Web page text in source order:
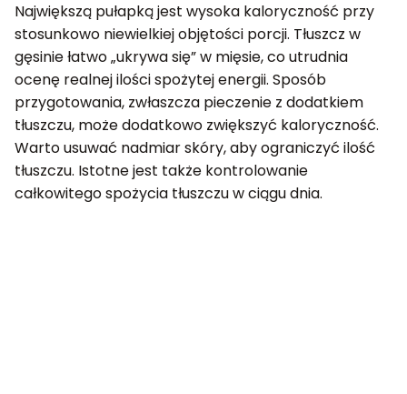
Największą pułapką jest wysoka kaloryczność przy
stosunkowo niewielkiej objętości porcji. Tłuszcz w
gęsinie łatwo „ukrywa się” w mięsie, co utrudnia
ocenę realnej ilości spożytej energii. Sposób
przygotowania, zwłaszcza pieczenie z dodatkiem
tłuszczu, może dodatkowo zwiększyć kaloryczność.
Warto usuwać nadmiar skóry, aby ograniczyć ilość
tłuszczu. Istotne jest także kontrolowanie
całkowitego spożycia tłuszczu w ciągu dnia.